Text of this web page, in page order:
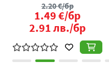
2.20€/бр
1.49€/бр
2.91лв./бр